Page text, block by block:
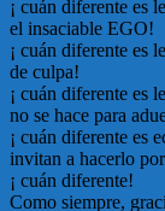
¡ cuán diferente es
el insaciable EGO!
¡ cuán diferente es
de culpa!
¡ cuán diferente es
no se hace para
¡ cuán diferente es
invitan a hacerlo
¡ cuán diferente!
Como siempre,